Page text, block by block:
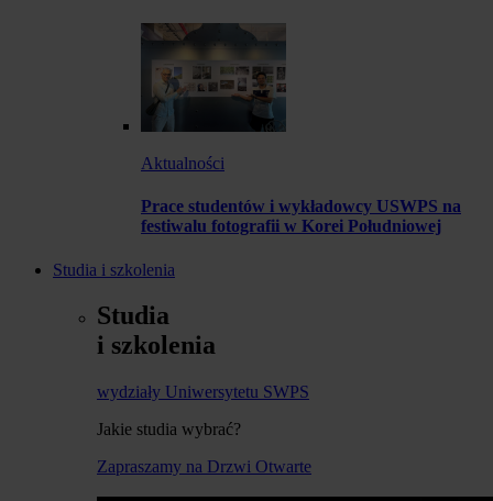
Aktualności
Prace studentów i wykładowcy USWPS na
festiwalu fotografii w Korei Południowej
Studia i szkolenia
Studia
i szkolenia
wydziały Uniwersytetu SWPS
Jakie studia wybrać?
Zapraszamy na Drzwi Otwarte